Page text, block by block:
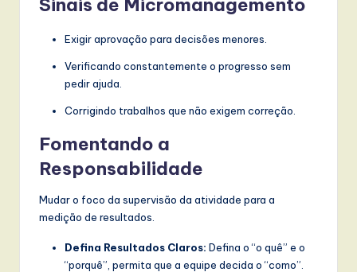
Sinais de Micromanagemento
Exigir aprovação para decisões menores.
Verificando constantemente o progresso sem
pedir ajuda.
Corrigindo trabalhos que não exigem correção.
Fomentando a
Responsabilidade
Mudar o foco da supervisão da atividade para a
medição de resultados.
Defina Resultados Claros: Defina o “o quê” e o
“porquê”, permita que a equipe decida o “como”.